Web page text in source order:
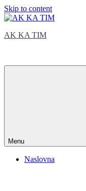
Skip to content
AK KA TIM
Menu
Naslovna